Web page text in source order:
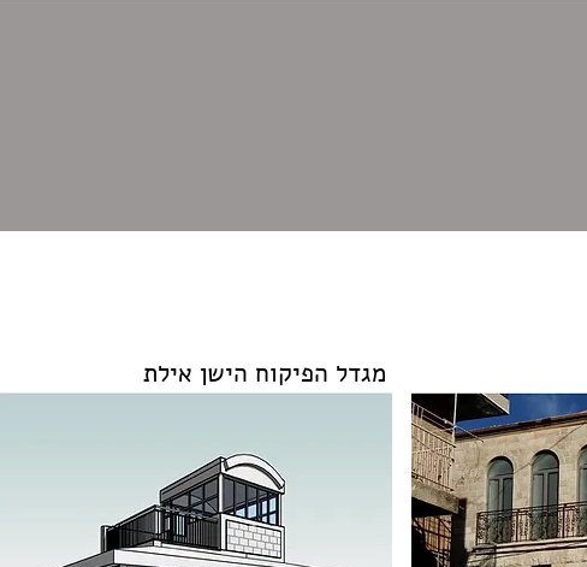
מגדל הפיקוח הישן אילת